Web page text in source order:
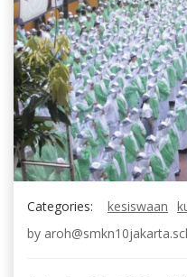
Categories: kesiswaan
by